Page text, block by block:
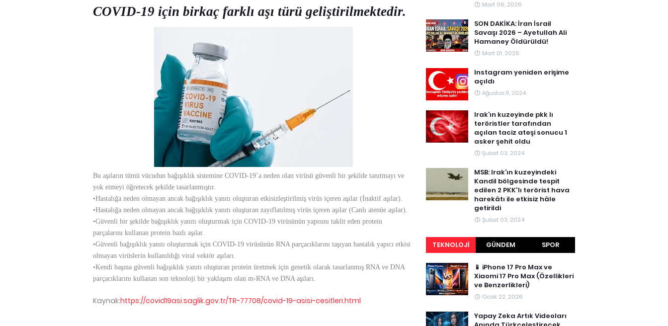
COVID-19 için birkaç farklı aşı türü geliştirilmektedir.
Bu aşıların tümü vücudun bağışıklık sistemine COVID-19’a neden olan virüsü güvenli bir şekilde tanıtmayı ve
yok etmeyi öğretecek şekilde tasarlanmıştır.
•Hastalığa neden olmayan ancak bağışıklık yanıtı oluşturan etkisizleştirilmiş virüs içeren aşılar (İnaktif aşılar).
•Hastalığa neden olmayan ancak bağışıklık yanıtı oluşturan zayıflatılmış virüs içeren aşılar (Canlı atenüe aşılar).
•Güvenli bir şekilde bağışıklık yanıtı oluşturmak için COVID-19 virüsünün yapısını taklit eden protein
parçalarını kullanan protein bazlı aşılar.
•Güvenli bağışıklık yanıtı oluşturmak için COVID-19 virüsünün RNA parçacıklarını taşıyan hastalık yapıcı etkisi
olmayan virüslerin kullanıldığı viral vektör aşıları.
•Kendi başına güvenli bağışıklık yanıtı oluşturan protein üretmek için genetik olarak tasarlanmış RNA ve DNA
parçacıklarını kullanan son teknoloji bir yaklaşım olan m-RNA ve DNA aşıları.
Kaynak:https://covid19asi.saglik.gov.tr/TR-77708/covid-19-asisi-cesitleri.html
Mart 06, 2026
SON DAKİKA: İran İsrail
Savaşı 2026 – Ayetullah Ali
Hamaney Öldürüldü!
Mart 01, 2026
Instagram yeniden erişime
açıldı
Ağustos 11, 2024
Irak’ın kuzeyinde pkk lı
teröristler tarafından
açılan taciz ateşi sonucu 1
asker şehit oldu
Şubat 03, 2024
MSB: Irak’ın kuzeyindeki
Kandil bölgesinde tespit
edilen 2 PKK'lı terörist hava
harekâtı ile etkisiz hâle
getirildi
Şubat 03, 2024
TEKNOLOJI GÜNDEM SPOR
📱 iPhone 17 Pro Max ve
Xiaomi 17 Pro Max (Özellikleri
ve Benzerlikleri)
Ocak 22, 2026
Yapay Zeka Artık Videoları